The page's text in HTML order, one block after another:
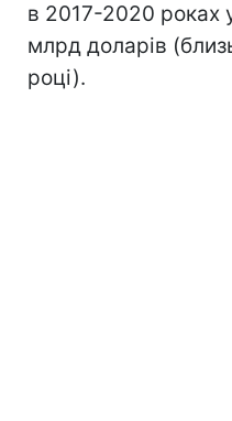
в 2017-2020 роках
млрд доларів
році).